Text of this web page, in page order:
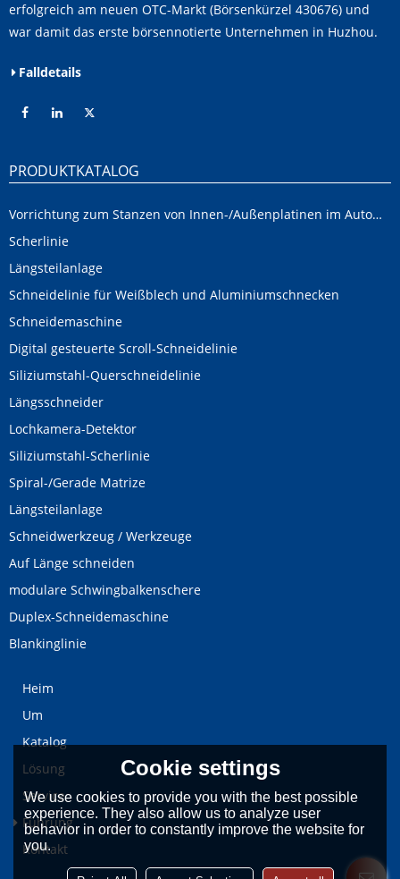
erfolgreich am neuen OTC-Markt (Börsenkürzel 430676) und
war damit das erste börsennotierte Unternehmen in Huzhou.
Falldetails
PRODUKTKATALOG
Vorrichtung zum Stanzen von Innen-/Außenplatinen im Automobilbereich
Scherlinie
Längsteilanlage
Schneidelinie für Weißblech und Aluminiumschnecken
Schneidemaschine
Digital gesteuerte Scroll-Schneidelinie
Siliziumstahl-Querschneidelinie
Längsschneider
Lochkamera-Detektor
Siliziumstahl-Scherlinie
Spiral-/Gerade Matrize
Längsteilanlage
Schneidwerkzeug / Werkzeuge
Auf Länge schneiden
modulare Schwingbalkenschere
Duplex-Schneidemaschine
Blankinglinie
Heim
Um
Katalog
Lösung
Service
Führung
Kontakt
Cookie settings
We use cookies to provide you with the best possible
experience. They also allow us to analyze user
behavior in order to constantly improve the website for
you.